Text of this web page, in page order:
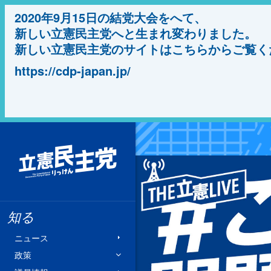
2020年9月15日の結党大会をへて、
新しい立憲民主党へと生まれ変わりました。
新しい立憲民主党のサイトはこちらからご覧
https://cdp-japan.jp/
立憲民主党
知る
ニュース
政策